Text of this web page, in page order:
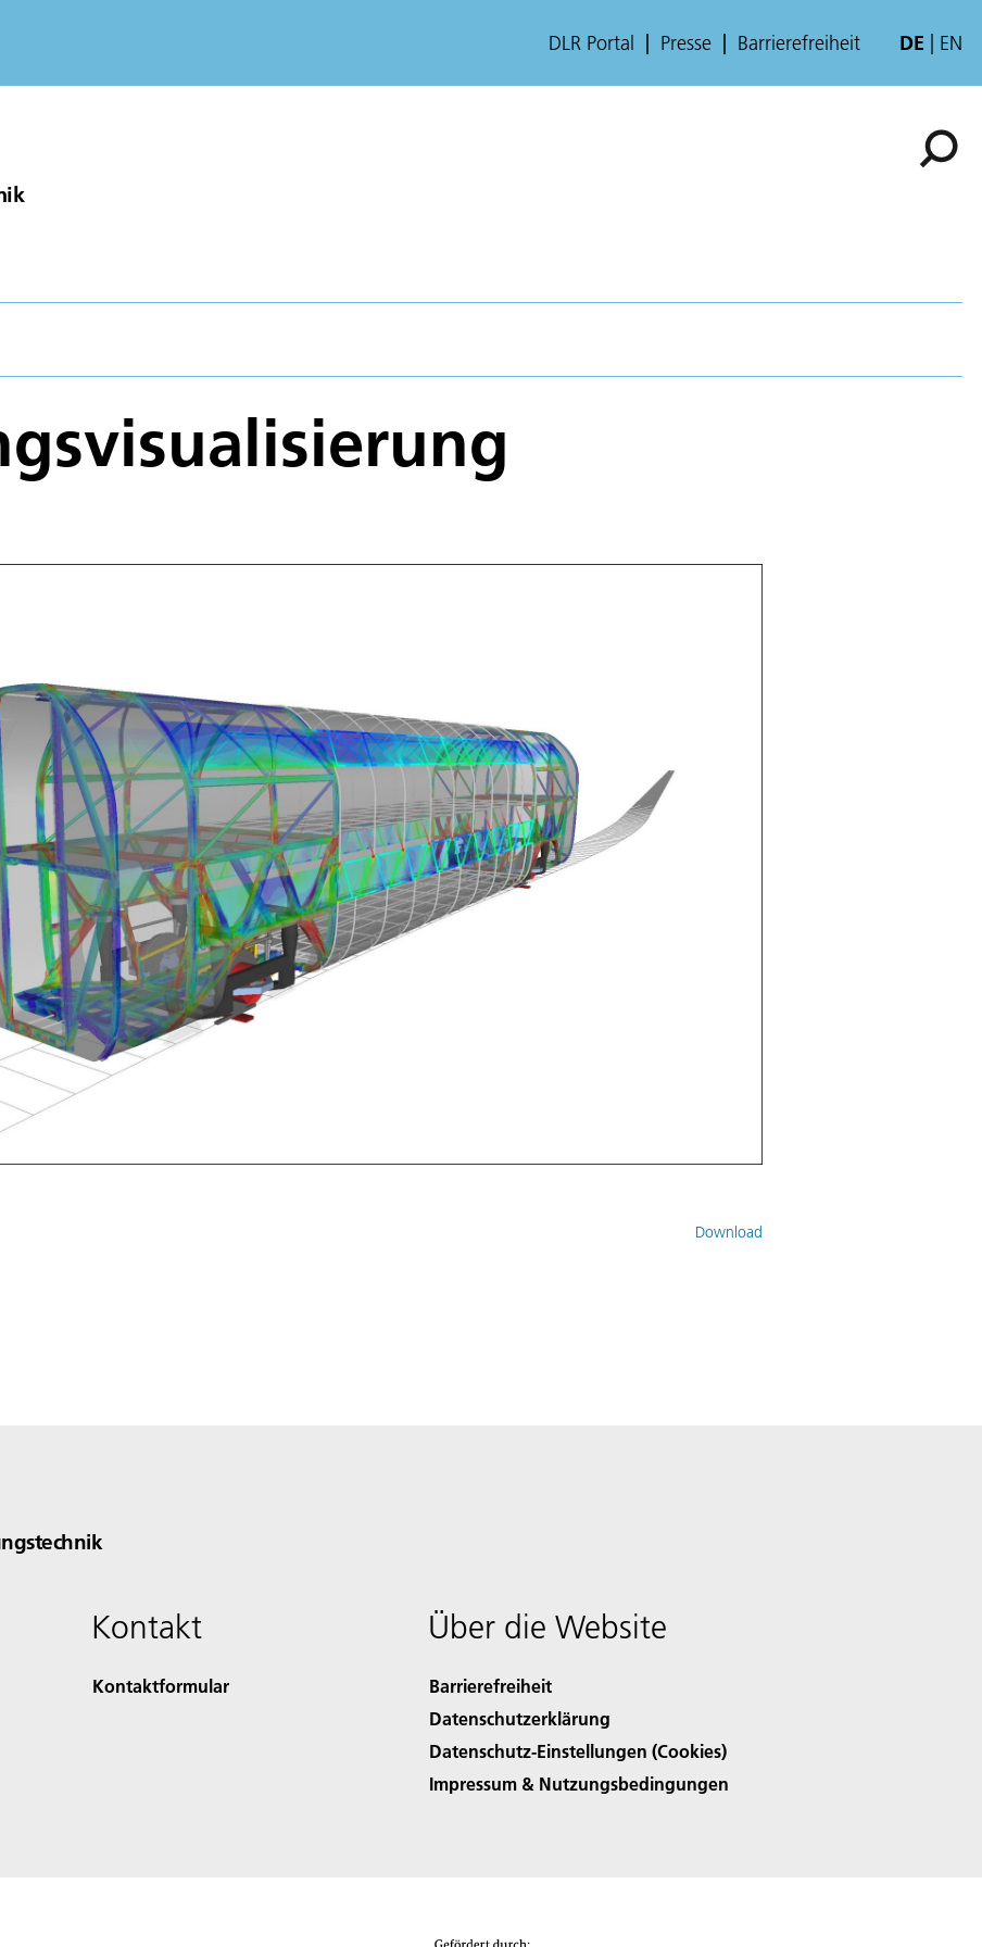
DLR Portal Presse Barrierefreiheit DE EN
Download
Kontakt
Kontaktformular
Über die Website
Barrierefreiheit
Datenschutzerklärung
Datenschutz-Einstellungen (Cookies)
Impressum & Nutzungsbedingungen